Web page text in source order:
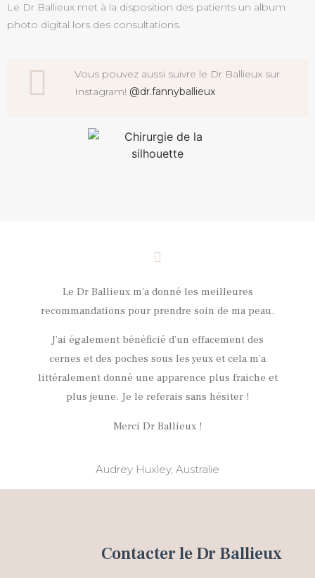
Le Dr Ballieux met à la disposition des patients un album
photo digital lors des consultations.
Vous pouvez aussi suivre le Dr Ballieux sur
Instagram! @dr.fannyballieux
Le Dr Ballieux m’a donné les meilleures
recommandations pour prendre soin de ma peau.
J’ai également bénéficié d’un effacement des
cernes et des poches sous les yeux et cela m’a
littéralement donné une apparence plus fraiche et
plus jeune. Je le referais sans hésiter !
Merci Dr Ballieux !
Audrey Huxley, Australie
Contacter le Dr Ballieux